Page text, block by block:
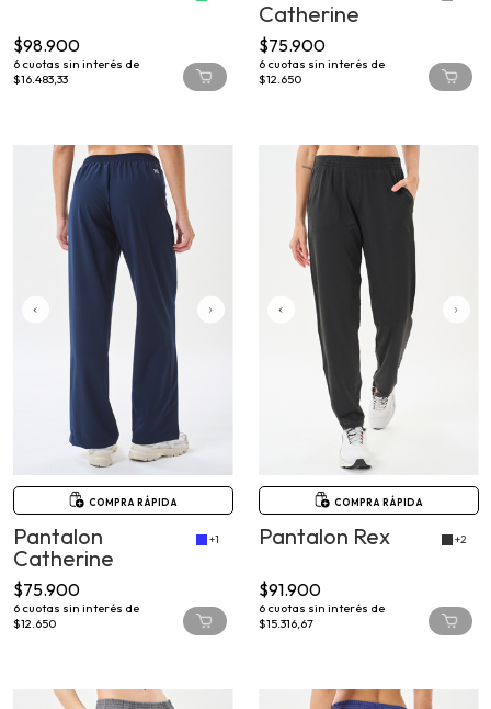
$98.900
6 cuotas sin interés de
$16.483,33
Catherine
$75.900
6 cuotas sin interés de
$12.650
COMPRA RÁPIDA
Pantalon
Catherine
+1
$75.900
6 cuotas sin interés de
$12.650
COMPRA RÁPIDA
Pantalon Rex +2
$91.900
6 cuotas sin interés de
$15.316,67